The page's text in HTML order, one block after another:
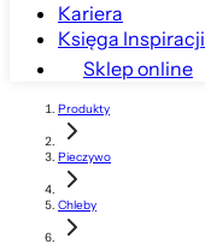
Kariera
Księga Inspiracji
Sklep online
Produkty
Pieczywo
Chleby